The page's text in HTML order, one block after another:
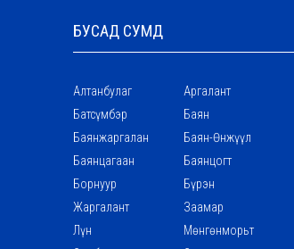
БУСАД СУМД
Алтанбулаг Аргалант
Батсүмбэр
Баян
Баянжаргалан
Баян-Өнжүүл
Баянцагаан
Баянцогт
Борнуур
Бүрэн
Жаргалант
Заамар
Лүн
Мөнгөнморьт